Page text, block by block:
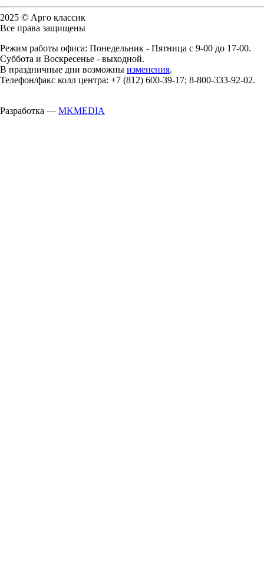
2025 © Арго классик
Все права защищены
Режим работы офиса: Понедельник - Пятница с 9-00 до 17-00.
Суббота и Воскресенье - выходной.
В праздничные дни возможны изменения.
Телефон/факс колл центра: +7 (812) 600-39-17; 8-800-333-92-02.
Разработка — MKMEDIA